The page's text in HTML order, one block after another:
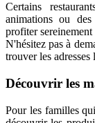
Certains
animations ou
profiter sereinement
N'hésitez pas à
trouver les
Découvrir les
Pour les familles